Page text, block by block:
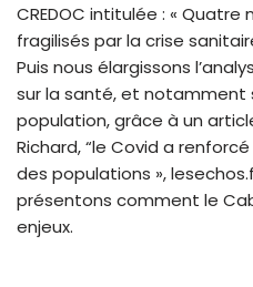
CREDOC intitulée : « Quatre
fragilisés par la crise
Puis nous élargissons
sur la santé, et notamment
population, grâce à un
Richard, “le Covid a
des populations »,
présentons comment le
enjeux.